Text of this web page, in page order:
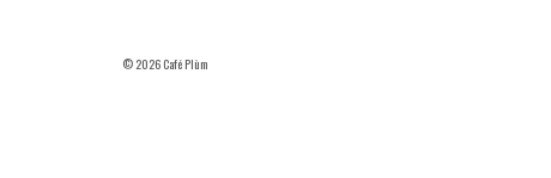
© 2026 Café Plùm